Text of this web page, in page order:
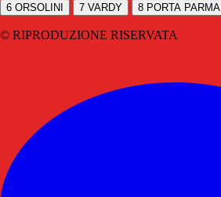
6 ORSOLINI 7 VARDY 8 PORTA PARMA
© RIPRODUZIONE RISERVATA